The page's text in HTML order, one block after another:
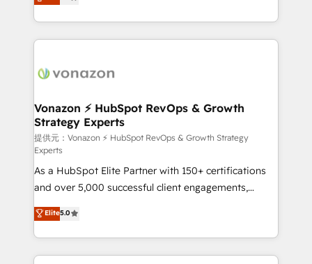
l'intégration CRM et le développement des revenus
auprès de vos comptes existants. En France et à
l'international, nous travaillons avec des ETI
delà d’une simple transformation digitale et des
➤ L’intégration de CRM et de méthodologie RevOps
pour aligner les équipes marketing, commerciales et
support client (data migration, synchronisation API,
audit et maintenance) ➤ La création de sites internet
de conversion qui transforment les visiteurs en
opportunités d'affaires ➤ La mise en place de
stratégies d'acquisition marketing (SEO, SEA,
inbound, automatisation marketing, ABM, IA,
emailing) Informations clés : - 10 ans d'expérience -
100+ intégrations CRM HubSpot réussies - 40
Vonazon ⚡ HubSpot RevOps & Growth
Strategy Experts
提供元：Vonazon ⚡ HubSpot RevOps & Growth Strategy
Experts
As a HubSpot Elite Partner with 150+ certifications
and over 5,000 successful client engagements,
Vonazon turns marketing complexity into
measurable, scalable growth. From onboarding to
enterprise-grade campaigns, our in-house team
builds scalable strategies that drive long-term
Elite5.0